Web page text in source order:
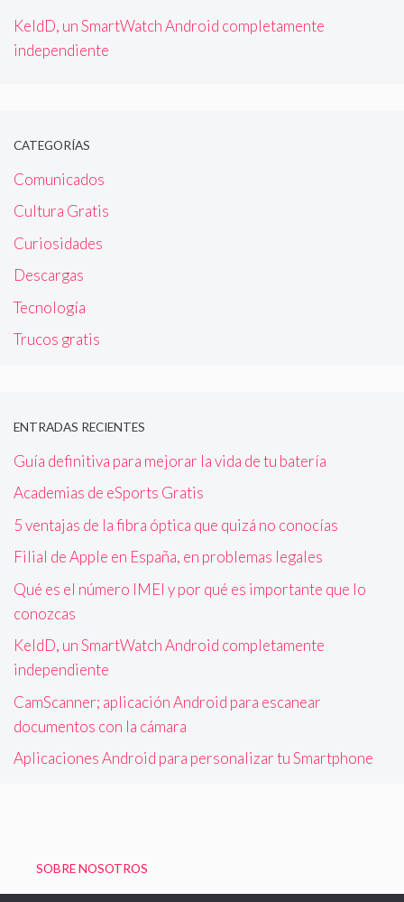
KeldD, un SmartWatch Android completamente
independiente
CATEGORÍAS
Comunicados
Cultura Gratis
Curiosidades
Descargas
Tecnología
Trucos gratis
ENTRADAS RECIENTES
Guía definitiva para mejorar la vida de tu batería
Academias de eSports Gratis
5 ventajas de la fibra óptica que quizá no conocías
Filial de Apple en España, en problemas legales
Qué es el número IMEI y por qué es importante que lo
conozcas
KeldD, un SmartWatch Android completamente
independiente
CamScanner; aplicación Android para escanear
documentos con la cámara
Aplicaciones Android para personalizar tu Smartphone
SOBRE NOSOTROS